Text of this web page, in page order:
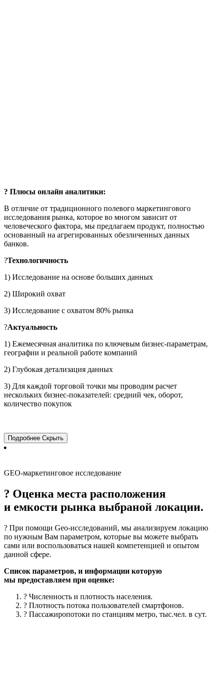
? Плюсы онлайн аналитики:
В отличие от традиционного полевого маркетингового
исследования рынка, которое во многом зависит от
человеческого фактора, мы предлагаем продукт, полностью
основанный на агрегированных обезличенных данных
банков.
?Технологичность
1) Исследование на основе больших данных
2) Широкий охват
3) Исследование с охватом 80% рынка
?Актуальность
1) Ежемесячная аналитика по ключевым бизнес-параметрам,
географии и реальной работе компаний
2) Глубокая детализация данных
3) Для каждой торговой точки мы проводим расчет
нескольких бизнес-показателей: средний чек, оборот,
количество покупок
Подробнее Скрыть
GEO-маркетинговое исследование
? Оценка места расположения
и емкости рынка выбраной локации.
? При помощи Geo-исследований, мы анализируем локацию
по нужным Вам параметром, которые вы можете выбрать
сами или воспользоваться нашей компетенцией и опытом
данной сфере.
Список параметров, и информации которую
мы предоставляем при оценке:
? Численность и плотность населения.
? Плотность потока пользователей смартфонов.
? Пассажиропотоки по станциям метро, тыс.чел. в сут.